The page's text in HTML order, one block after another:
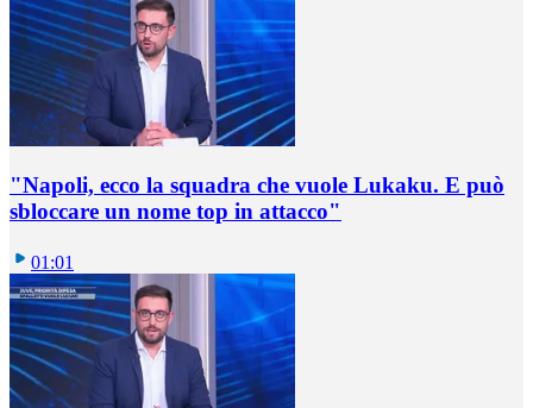
"Napoli, ecco la squadra che vuole Lukaku. E può
sbloccare un nome top in attacco"
01:01